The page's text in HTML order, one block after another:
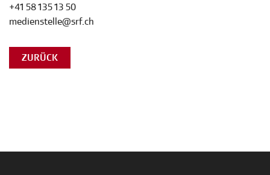
+41 58 135 13 50
medienstelle@srf.ch
ZURÜCK